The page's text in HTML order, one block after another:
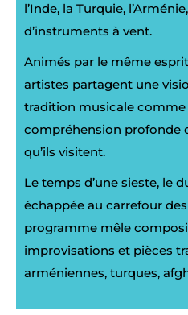
l’Inde, la Turquie,
d’instruments à vent.
Animés par le même
artistes partagent une
tradition musicale
compréhension profonde
qu’ils visitent.
Le temps d’une sieste, le
échappée au carrefour
programme mêle
improvisations et pièces
arméniennes, turques,